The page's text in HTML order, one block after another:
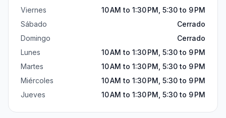
Viernes
10 AM to 1:30 PM, 5:30 to 9 PM
Sábado
Cerrado
Domingo
Cerrado
Lunes
10 AM to 1:30 PM, 5:30 to 9 PM
Martes
10 AM to 1:30 PM, 5:30 to 9 PM
Miércoles
10 AM to 1:30 PM, 5:30 to 9 PM
Jueves
10 AM to 1:30 PM, 5:30 to 9 PM